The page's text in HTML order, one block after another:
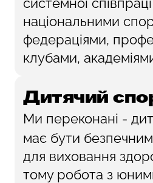
системної
національними
федераціями,
клубами,
Дитячий
Ми переконані -
має бути
для виховання
тому робота з